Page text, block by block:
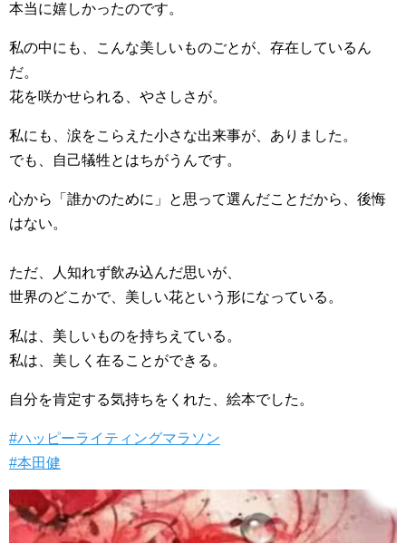
本当に嬉しかったのです。
私の中にも、こんな美しいものごとが、存在しているん
だ。
花を咲かせられる、やさしさが。
私にも、涙をこらえた小さな出来事が、ありました。
でも、自己犠牲とはちがうんです。
心から「誰かのために」と思って選んだことだから、後悔
はない。
ただ、人知れず飲み込んだ思いが、
世界のどこかで、美しい花という形になっている。
私は、美しいものを持ちえている。
私は、美しく在ることができる。
自分を肯定する気持ちをくれた、絵本でした。
#ハッピーライティングマラソン
#本田健